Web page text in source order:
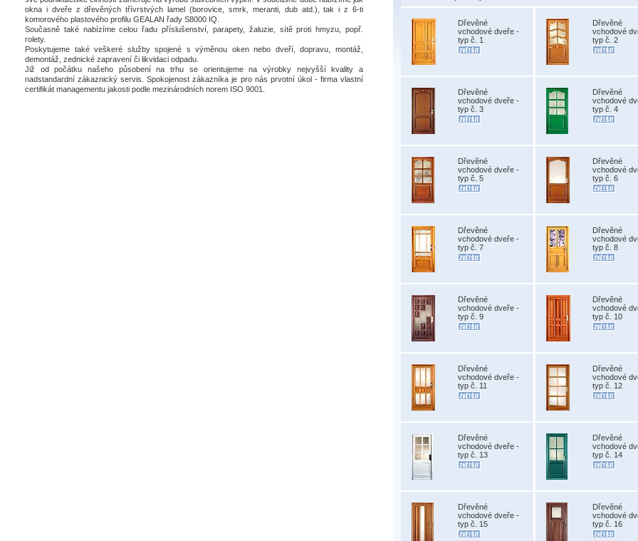
okna i dveře z dřevěných třívrstvých lamel (borovice, smrk, meranti, dub atd.), tak i z 6-ti
komorového plastového profilu GEALAN řady S8000 IQ.
Současně také nabízíme celou řadu příslušenství, parapety, žaluzie, sítě proti hmyzu, popř.
rolety.
Poskytujeme také veškeré služby spojené s výměnou oken nebo dveří, dopravu, montáž,
demontáž, zednické zapravení či likvidaci odpadu.
Již od počátku našeho působení na trhu se orientujeme na výrobky nejvyšší kvality a
nadstandardní zákaznický servis. Spokojenost zákazníka je pro nás prvotní úkol - firma vlastní
certifikát managementu jakosti podle mezinárodních norem ISO 9001.
Dřevěné
vchodové dveře -
typ č. 1
Dřevěné
vchodové
typ č. 2
Dřevěné
vchodové dveře -
typ č. 3
Dřevěné
vchodové
typ č. 4
Dřevěné
vchodové dveře -
typ č. 5
Dřevěné
vchodové
typ č. 6
Dřevěné
vchodové dveře -
typ č. 7
Dřevěné
vchodové
typ č. 8
Dřevěné
vchodové dveře -
typ č. 9
Dřevěné
vchodové
typ č. 10
Dřevěné
vchodové dveře -
typ č. 11
Dřevěné
vchodové
typ č. 12
Dřevěné
vchodové dveře -
typ č. 13
Dřevěné
vchodové
typ č. 14
Dřevěné
vchodové dveře -
typ č. 15
Dřevěné
vchodové
typ č. 16